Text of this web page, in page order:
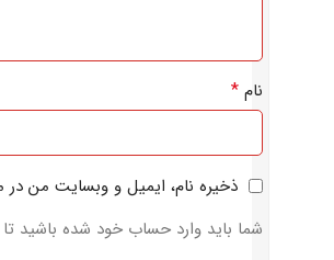
نام *
ذخیره نام، ایمیل و وبسایت من در
شما باید وارد حساب خود شده باشید تا